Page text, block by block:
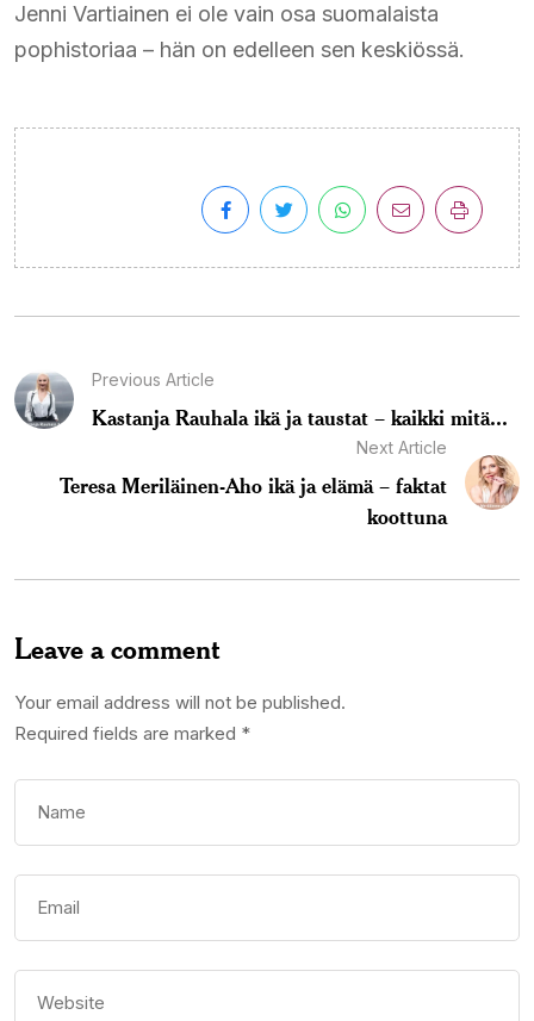
Jenni Vartiainen ei ole vain osa suomalaista
pophistoriaa – hän on edelleen sen keskiössä.
Previous Article
Kastanja Rauhala ikä ja taustat – kaikki mitä...
Next Article
Teresa Meriläinen-Aho ikä ja elämä – faktat
koottuna
Leave a comment
Your email address will not be published.
Required fields are marked *